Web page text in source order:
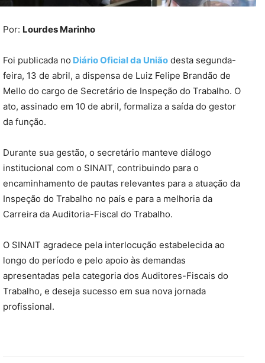
Por: Lourdes Marinho
Foi publicada no Diário Oficial da União desta segunda-
feira, 13 de abril, a dispensa de Luiz Felipe Brandão de
Mello do cargo de Secretário de Inspeção do Trabalho. O
ato, assinado em 10 de abril, formaliza a saída do gestor
da função.
Durante sua gestão, o secretário manteve diálogo
institucional com o SINAIT, contribuindo para o
encaminhamento de pautas relevantes para a atuação da
Inspeção do Trabalho no país e para a melhoria da
Carreira da Auditoria-Fiscal do Trabalho.
O SINAIT agradece pela interlocução estabelecida ao
longo do período e pelo apoio às demandas
apresentadas pela categoria dos Auditores-Fiscais do
Trabalho, e deseja sucesso em sua nova jornada
profissional.